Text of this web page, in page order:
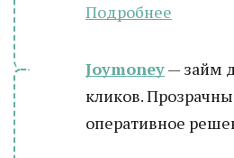
Подробнее
Joymoney— займ
кликов.
оперативное